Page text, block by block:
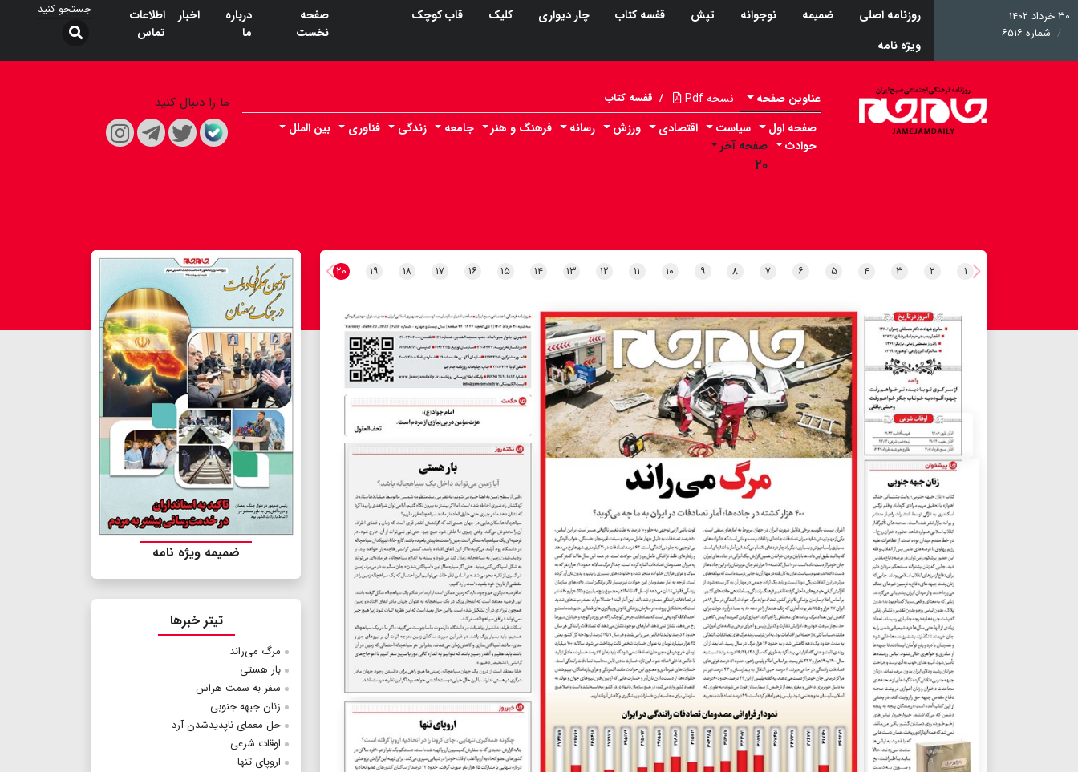
۳۰ خرداد ۱۴۰۲
شماره ۶۵۱۶
روزنامه اصلی ضمیمه نوجوانه تپش قفسه کتاب چار دیواری کلیک
قاب کوچک
ویژه نامه
صفحه
نخست
درباره
ما
اخبار
اطلاعات
تماس
عناوین صفحه نسخه Pdf / قفسه کتاب
صفحه اول سیاست اقتصادی ورزش رسانه فرهنگ و هنر جامعه زندگی فناوری
بین الملل
حوادث
صفحه آخر
۲۰
ما را دنبال کنید
۱ ۲ ۳ ۴ ۵ ۶ ۷ ۸ ۹ ۱۰ ۱۱ ۱۲ ۱۳ ۱۴ ۱۵ ۱۶ ۱۷ ۱۸ ۱۹ ۲۰
ضمیمه ویژه نامه
تیتر خبرها
مرگ می‌راند
بار هستی
سفر به سمت هراس
زنان جبهه جنوبی
حل معمای ناپدیدشدن آرد
اوقات شرعی
اروپای تنها